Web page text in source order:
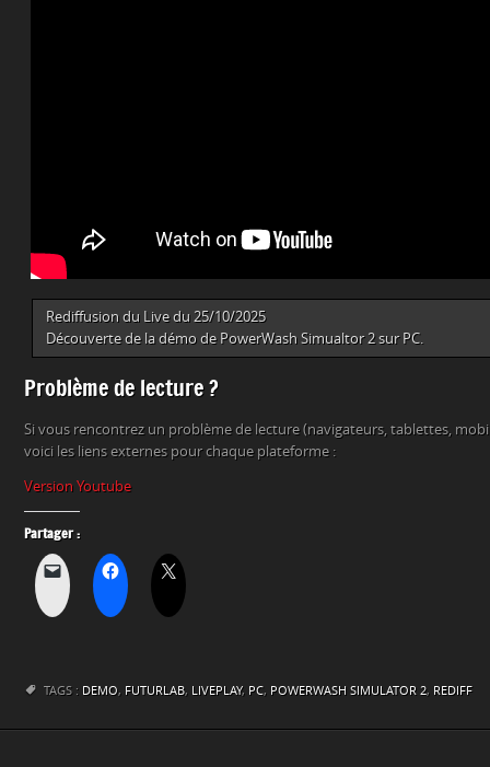
Rediffusion du Live du 25/10/2025
Découverte de la démo de PowerWash Simualtor 2 sur PC.
Problème de lecture ?
Si vous rencontrez un problème de lecture (navigateurs, tablettes,
voici les liens externes pour chaque plateforme :
Version Youtube
Partager :
TAGS : DEMO, FUTURLAB, LIVEPLAY, PC, POWERWASH SIMULATOR 2, REDIFF